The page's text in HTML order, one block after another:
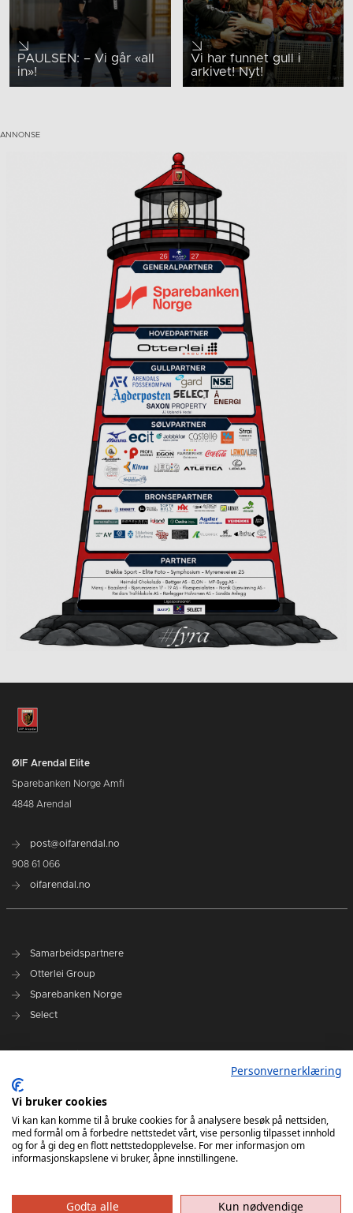
PAULSEN: – Vi går «all
in»!
Vi har funnet gull i
arkivet! Nyt!
ØIF Arendal Elite
Sparebanken Norge Amfi
4848 Arendal
post@oifarendal.no
908 61 066
oifarendal.no
Samarbeidspartnere
Otterlei Group
Sparebanken Norge
Select
Spillerstall
Administrasjon
Styret
Personvernerklæring
Vi bruker cookies
Vi kan kan komme til å bruke cookies for å analysere besøk på nettsiden,
med formål om å forbedre nettstedet vårt, vise personlig tilpasset innhold
og for å gi deg en flott nettstedopplevelse. For mer informasjon om
informasjonskapslene vi bruker, åpne innstillingene.
Godta alle Kun nødvendige